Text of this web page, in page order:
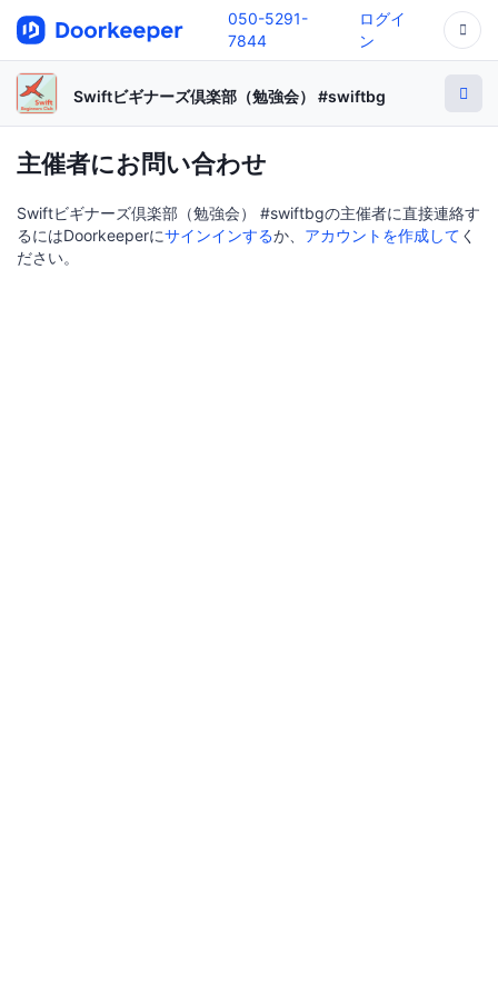
050-5291-
7844
ログイ
ン
Swiftビギナーズ倶楽部（勉強会） #swiftbg
主催者にお問い合わせ
Swiftビギナーズ倶楽部（勉強会） #swiftbgの主催者に直接連絡す
るにはDoorkeeperにサインインするか、 アカウントを作成して く
ださい。